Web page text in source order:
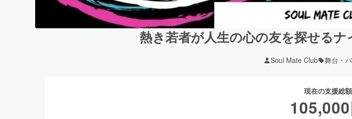
熱き若者が人生の心の友を探せる
Soul Mate Club 舞台・
現在の支援総額
105,000